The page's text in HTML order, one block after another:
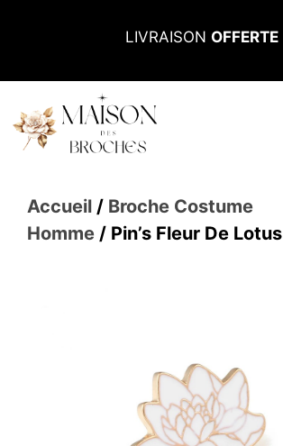
LIVRAISON OFFERTE
Accueil / Broche Costume
Homme / Pin’s Fleur De Lotus